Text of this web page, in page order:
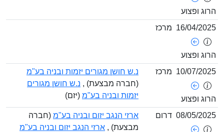
ופצוע
16/04/
ופצוע
מרכז
10/07/
ופצוע
מרכז
נ.ש חושן מגורים יזמות ובניה בע"מ
(חברה מבצעת) ,נ.ש חושן מגורים
יזמות ובניה בע"מ(יזם)
08/05/ דרום ארזי הנגב יזום ובניה בע"מ(חברה
מבצעת) ,ארזי הנגב יזום ובניה בע"מ